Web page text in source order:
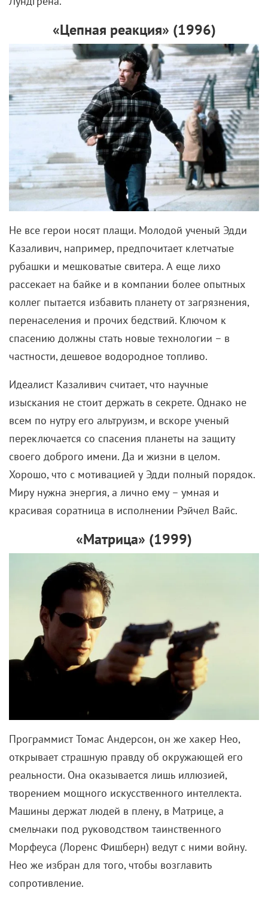
«Цепная реакция» (1996)
Не все герои носят плащи. Молодой ученый Эдди
Казаливич, например, предпочитает клетчатые
рубашки и мешковатые свитера. А еще лихо
рассекает на байке и в компании более опытных
коллег пытается избавить планету от загрязнения,
перенаселения и прочих бедствий. Ключом к
спасению должны стать новые технологии – в
частности, дешевое водородное топливо.
Идеалист Казаливич считает, что научные
изыскания не стоит держать в секрете. Однако не
всем по нутру его альтруизм, и вскоре ученый
переключается со спасения планеты на защиту
своего доброго имени. Да и жизни в целом.
Хорошо, что с мотивацией у Эдди полный порядок.
Миру нужна энергия, а лично ему – умная и
красивая соратница в исполнении Рэйчел Вайс.
«Матрица» (1999)
Программист Томас Андерсон, он же хакер Нео,
открывает страшную правду об окружающей его
реальности. Она оказывается лишь иллюзией,
творением мощного искусственного интеллекта.
Машины держат людей в плену, в Матрице, а
смельчаки под руководством таинственного
Морфеуса (Лоренс Фишберн) ведут с ними войну.
Нео же избран для того, чтобы возглавить
сопротивление.